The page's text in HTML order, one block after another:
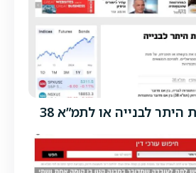
לבנייה או לתמ”א 38